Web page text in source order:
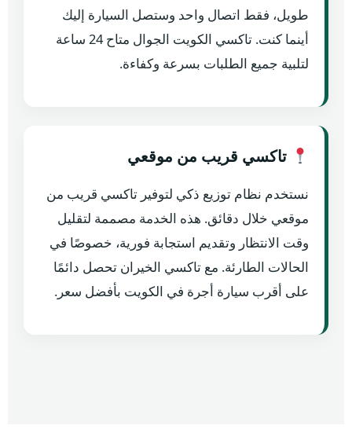
طويل، فقط اتصال واحد وستصل السيارة إليك
أينما كنت. تاكسي الكويت الجوال متاح 24 ساعة
لتلبية جميع الطلبات بسرعة وكفاءة.
تاكسي قريب من موقعي
نستخدم نظام توزيع ذكي لتوفير تاكسي قريب من
موقعي خلال دقائق. هذه الخدمة مصممة لتقليل
وقت الانتظار وتقديم استجابة فورية، خصوصًا في
الحالات الطارئة. مع تاكسي الخيران تحصل دائمًا
على أقرب سيارة أجرة في الكويت بأفضل سعر.